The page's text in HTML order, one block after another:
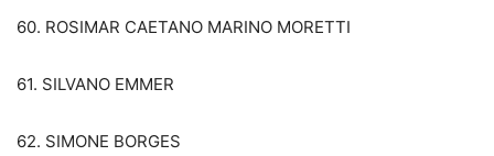
60. ROSIMAR CAETANO MARINO MORETTI
61. SILVANO EMMER
62. SIMONE BORGES